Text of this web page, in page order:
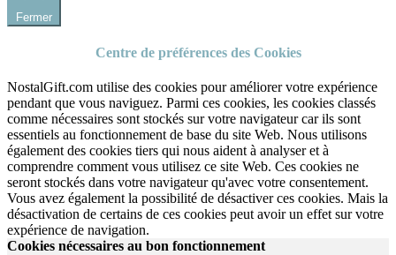
Fermer
Centre de préférences des Cookies
NostalGift.com utilise des cookies pour améliorer votre expérience
pendant que vous naviguez. Parmi ces cookies, les cookies classés
comme nécessaires sont stockés sur votre navigateur car ils sont
essentiels au fonctionnement de base du site Web. Nous utilisons
également des cookies tiers qui nous aident à analyser et à
comprendre comment vous utilisez ce site Web. Ces cookies ne
seront stockés dans votre navigateur qu'avec votre consentement.
Vous avez également la possibilité de désactiver ces cookies. Mais la
désactivation de certains de ces cookies peut avoir un effet sur votre
expérience de navigation.
Cookies nécessaires au bon fonctionnement